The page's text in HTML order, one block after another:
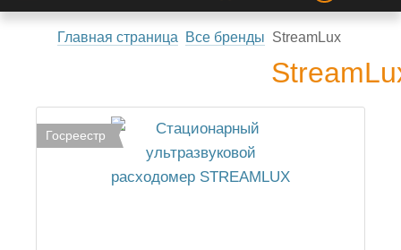
Главная страница Все бренды StreamLux
Госреестр